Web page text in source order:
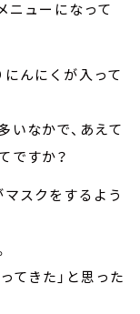
ニューになって
んにくが入って
いなかで、あえて
ですか？
スクをするよう
てきた」と思った